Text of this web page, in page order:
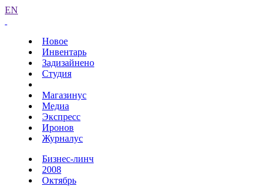
EN
Новое
Инвентарь
Задизайнено
Студия
Магазинус
Медиа
Экспресс
Иронов
Журналус
Бизнес-линч
2008
Октябрь